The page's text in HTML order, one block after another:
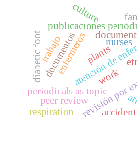
documentos
periodicals as topic
revisión por
publicaciones
atención de
peer review
nurses
enfermeros
diabetic foot
respiration
culture
plants
work
trabajo